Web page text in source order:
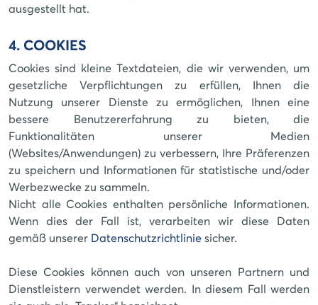
ausgestellt hat.
4. COOKIES
Cookies sind kleine Textdateien, die wir verwenden, um
gesetzliche Verpflichtungen zu erfüllen, Ihnen die
Nutzung unserer Dienste zu ermöglichen, Ihnen eine
bessere Benutzererfahrung zu bieten, die
Funktionalitäten unserer Medien
(Websites/Anwendungen) zu verbessern, Ihre Präferenzen
zu speichern und Informationen für statistische und/oder
Werbezwecke zu sammeln.
Nicht alle Cookies enthalten persönliche Informationen.
Wenn dies der Fall ist, verarbeiten wir diese Daten
gemäß unserer Datenschutzrichtlinie sicher.
Diese Cookies können auch von unseren Partnern und
Dienstleistern verwendet werden. In diesem Fall werden